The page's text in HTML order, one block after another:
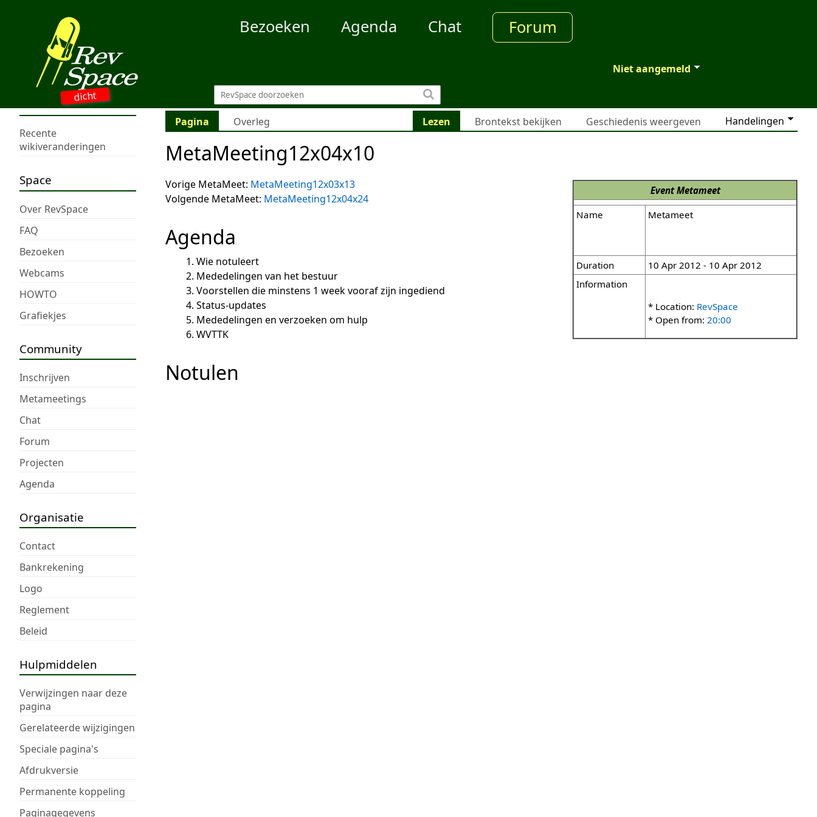
dicht
Bezoeken Agenda Chat Forum
Niet aangemeld
Recente
wikiveranderingen
Space
Over RevSpace
FAQ
Bezoeken
Webcams
HOWTO
Grafiekjes
Community
Inschrijven
Metameetings
Chat
Forum
Projecten
Agenda
Organisatie
Contact
Bankrekening
Logo
Reglement
Beleid
Hulpmiddelen
Verwijzingen naar deze
pagina
Gerelateerde wijzigingen
Speciale pagina's
Afdrukversie
Permanente koppeling
Paginagegevens
Pagina Overleg Handelingen
Lezen Brontekst bekijken Geschiedenis weergeven
MetaMeeting12x04x10
EventMetameet
Name
Metameet
Duration
10 Apr 2012 - 10 Apr 2012
Information
* Location: RevSpace
* Open from: 20:00
Vorige MetaMeet: MetaMeeting12x03x13
Volgende MetaMeet: MetaMeeting12x04x24
Agenda
Wie notuleert
Mededelingen van het bestuur
Voorstellen die minstens 1 week vooraf zijn ingediend
Status-updates
Mededelingen en verzoeken om hulp
WVTTK
Notulen